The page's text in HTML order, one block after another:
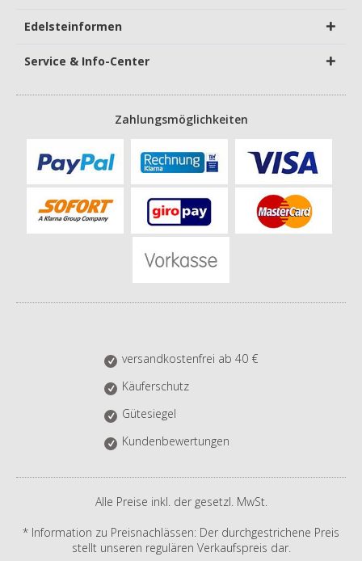
Edelsteinformen
Service & Info-Center
Zahlungsmöglichkeiten
versandkostenfrei ab 40 €
Käuferschutz
Gütesiegel
Kundenbewertungen
Alle Preise inkl. der gesetzl. MwSt.
* Information zu Preisnachlässen: Der durchgestrichene Preis
stellt unseren regulären Verkaufspreis dar.